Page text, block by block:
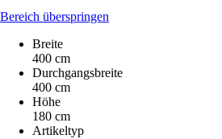
Bereich überspringen
Breite
400 cm
Durchgangsbreite
400 cm
Höhe
180 cm
Artikeltyp